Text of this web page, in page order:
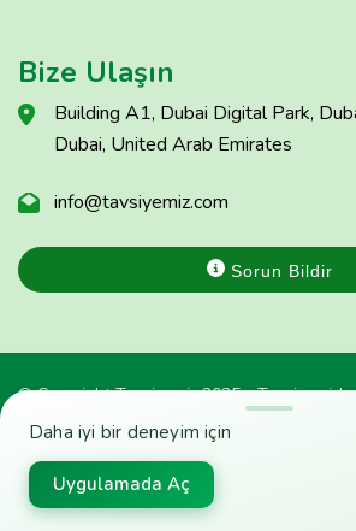
Daha iyi bir deneyim için
Uygulamada Aç
Bize Ulaşın
Building A1, Dubai Digital Park,
Dubai, United Arab Emirates
info@tavsiyemiz.com
Sorun Bildir
© Copyright Tavsiyemiz 2025 -